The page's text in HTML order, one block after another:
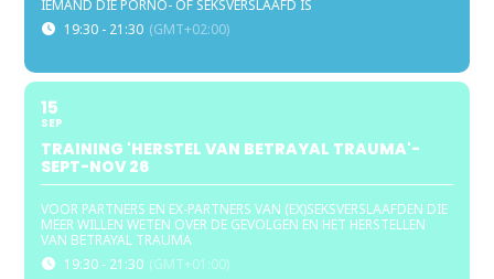
IEMAND DIE PORNO- OF SEKSVERSLAAFD IS
19:30 - 21:30 (GMT+02:00)
15
SEP
TRAINING 'HERSTEL VAN BETRAYAL TRAUMA'-
SEPT-NOV 26
VOOR PARTNERS EN EX-PARTNERS VAN (EX)SEKSVERSLAAFDEN DIE
MEER WILLEN WETEN OVER DE GEVOLGEN EN HET HERSTELLEN
VAN BETRAYAL TRAUMA
19:30 - 21:30 (GMT+01:00)